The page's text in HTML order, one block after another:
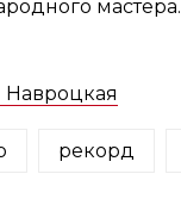
мастера.
Навроцкая
рекорд